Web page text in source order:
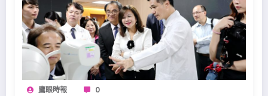
鷹眼時報 0